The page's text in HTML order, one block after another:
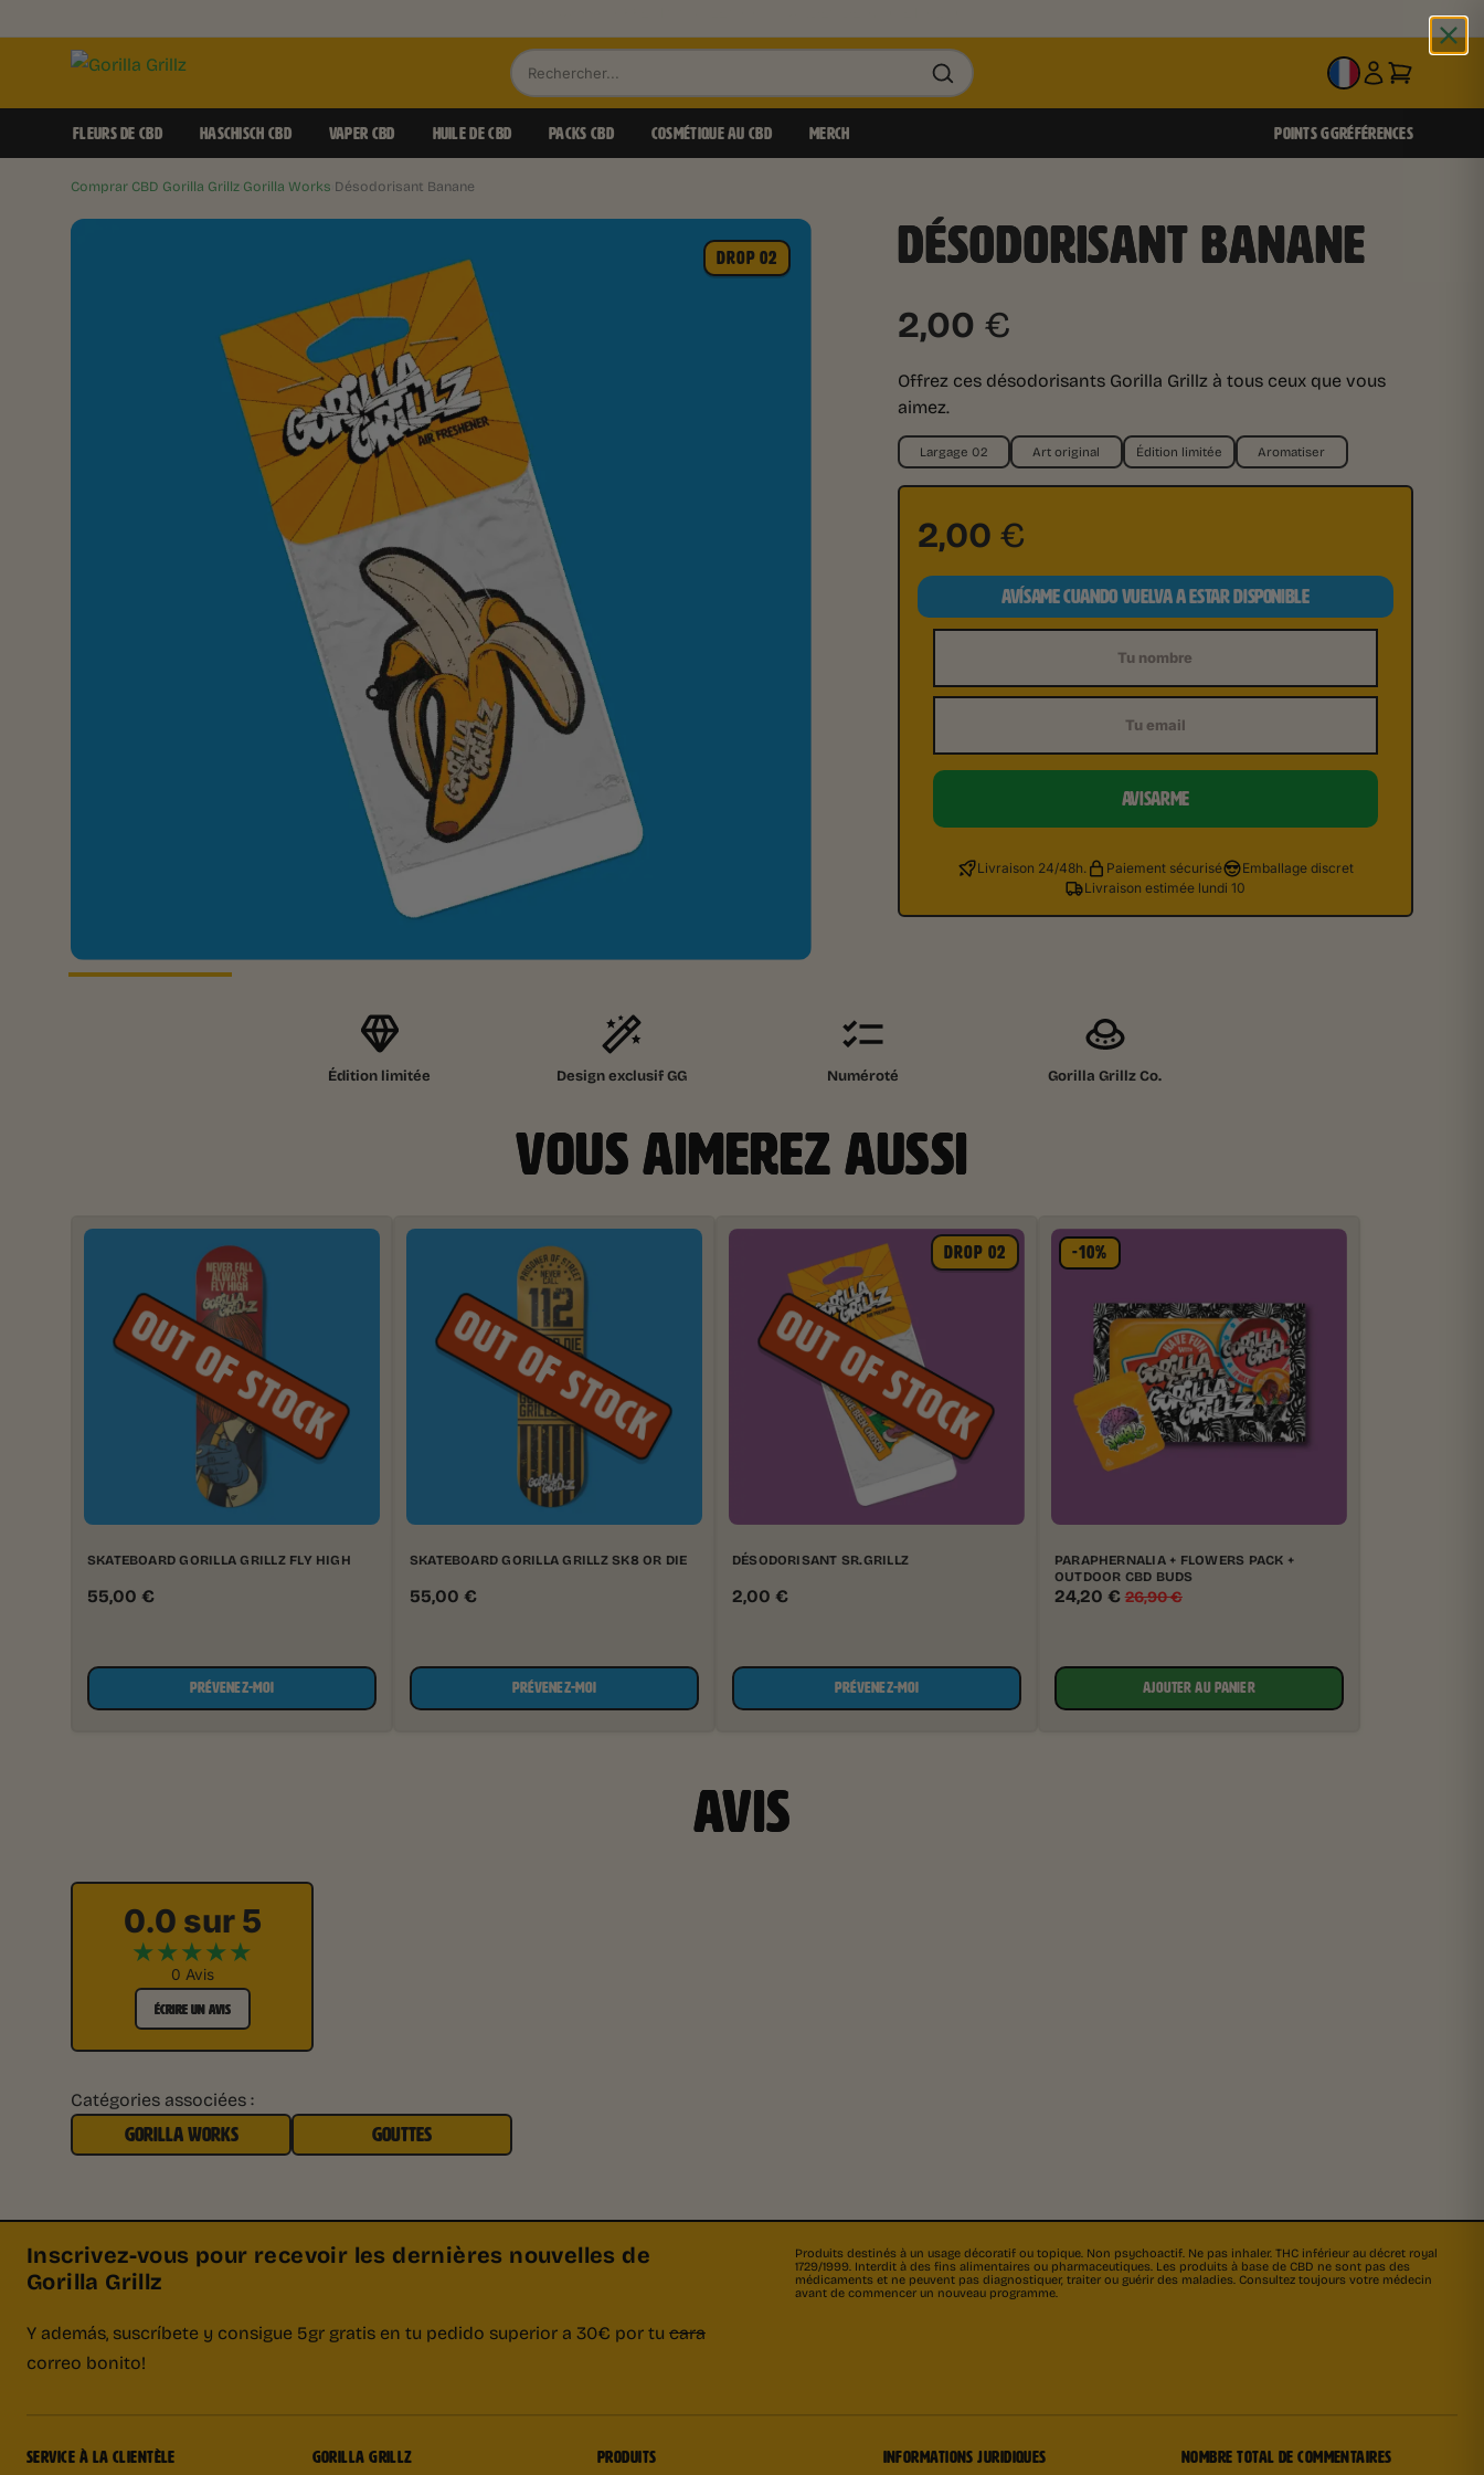
Recherche
de
produits
FR
FLEURS DE CBD HASCHISCH CBD VAPER CBD HUILE DE CBD PACKS CBD COSMÉTIQUE AU CBD MERCH POINTS GGRÉFÉRENCES
Comprar CBD Gorilla Grillz Gorilla Works Désodorisant Banane
DROP 02 DÉSODORISANT BANANE
2,00 €
Offrez ces désodorisants Gorilla Grillz à tous ceux que vous
aimez.
Largage 02 Art original Édition limitée Aromatiser
2,00€
AVÍSAME CUANDO VUELVA A ESTAR DISPONIBLE
AVISARME
Livraison 24/48h. Paiement sécurisé
Emballage discret
Livraison estimée lundi 10
Édition limitée Design exclusif GG Numéroté Gorilla Grillz Co.
VOUS AIMEREZ AUSSI
SKATEBOARD GORILLA GRILLZ FLY HIGH
55,00 €
PRÉVENEZ-MOI
SKATEBOARD GORILLA GRILLZ SK8 OR DIE
55,00 €
PRÉVENEZ-MOI
DROP 02
DÉSODORISANT SR.GRILLZ
2,00 €
PRÉVENEZ-MOI
-10%
PARAPHERNALIA + FLOWERS PACK +
OUTDOOR CBD BUDS
24,20 €26,90€
AJOUTER AU PANIER
AVIS
0.0 sur 5
★★★★★
0 Avis
ÉCRIRE UN AVIS
Catégories associées :
GORILLA WORKS GOUTTES
Inscrivez-vous pour recevoir les dernières nouvelles de
Gorilla Grillz
Y además, suscríbete y consigue 5gr gratis en tu pedido superior a 30€ por tu cara
correo bonito!
Produits destinés à un usage décoratif ou topique. Non psychoactif. Ne pas inhaler. THC inférieur au décret royal
1729/1999. Interdit à des fins alimentaires ou pharmaceutiques. Les produits à base de CBD ne sont pas des
médicaments et ne peuvent pas diagnostiquer, traiter ou guérir des maladies. Consultez toujours votre médecin
avant de commencer un nouveau programme.
SERVICE À LA CLIENTÈLE GORILLA GRILLZ PRODUITS INFORMATIONS JURIDIQUES NOMBRE TOTAL DE COMMENTAIRES